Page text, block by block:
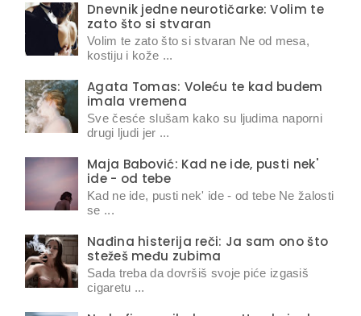
Dnevnik jedne neurotičarke: Volim te
zato što si stvaran
Volim te zato što si stvaran Ne od mesa,
kostiju i kože ...
Agata Tomas: Voleću te kad budem
imala vremena
Sve česće slušam kako su ljudima naporni
drugi ljudi jer ...
Maja Babović: Kad ne ide, pusti nek'
ide - od tebe
Kad ne ide, pusti nek' ide - od tebe Ne žalosti
se ...
Nađina histerija reči: Ja sam ono što
stežeš među zubima
Sada treba da dovršiš svoje piće izgasiš
cigaretu ...